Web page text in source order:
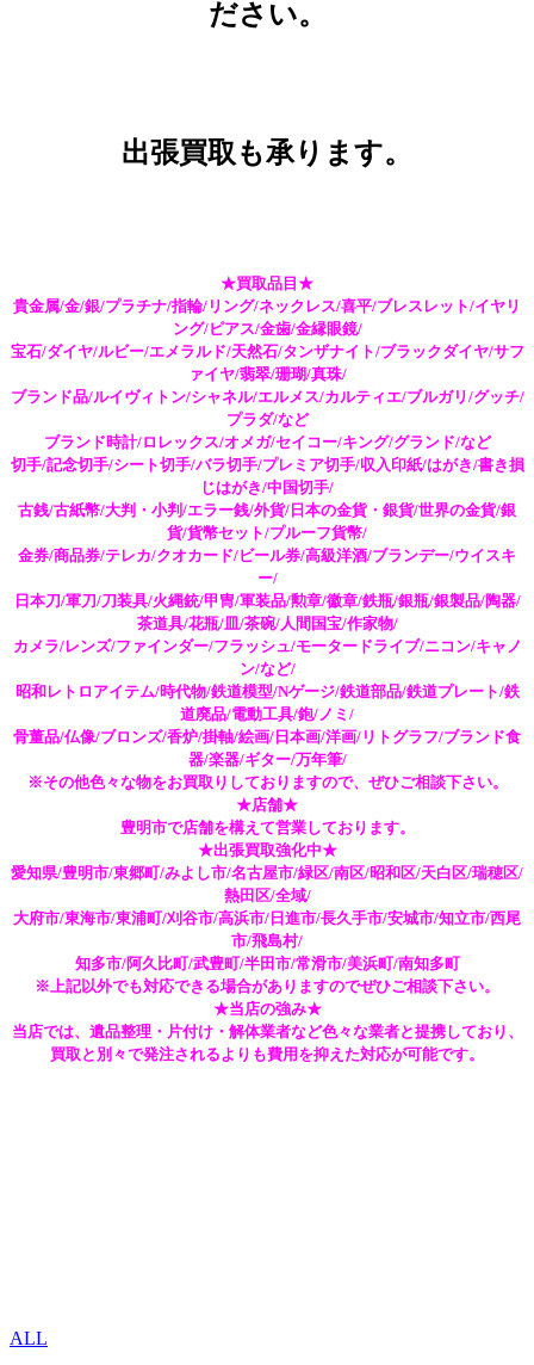
ださい。
出張買取も承ります。
★買取品目★
貴金属/金/銀/プラチナ/指輪/リング/ネックレス/喜平/ブレスレット/イヤリ
ング/ピアス/金歯/金縁眼鏡/
宝石/ダイヤ/ルビー/エメラルド/天然石/タンザナイト/ブラックダイヤ/サフ
ァイヤ/翡翠/珊瑚/真珠/
ブランド品/ルイヴィトン/シャネル/エルメス/カルティエ/ブルガリ/グッチ/
プラダ/など
ブランド時計/ロレックス/オメガ/セイコー/キング/グランド/など
切手/記念切手/シート切手/バラ切手/プレミア切手/収入印紙/はがき/書き損
じはがき/中国切手/
古銭/古紙幣/大判・小判/エラー銭/外貨/日本の金貨・銀貨/世界の金貨/銀
貨/貨幣セット/プルーフ貨幣/
金券/商品券/テレカ/クオカード/ビール券/高級洋酒/ブランデー/ウイスキ
ー/
日本刀/軍刀/刀装具/火縄銃/甲冑/軍装品/勲章/徽章/鉄瓶/銀瓶/銀製品/陶器/
茶道具/花瓶/皿/茶碗/人間国宝/作家物/
カメラ/レンズ/ファインダー/フラッシュ/モータードライブ/ニコン/キャノ
ン/など/
昭和レトロアイテム/時代物/鉄道模型/Nゲージ/鉄道部品/鉄道プレート/鉄
道廃品/電動工具/鉋/ノミ/
骨董品/仏像/ブロンズ/香炉/掛軸/絵画/日本画/洋画/リトグラフ/ブランド食
器/楽器/ギター/万年筆/
※その他色々な物をお買取りしておりますので、ぜひご相談下さい。
★店舗★
豊明市で店舗を構えて営業しております。
★出張買取強化中★
愛知県/豊明市/東郷町/みよし市/名古屋市/緑区/南区/昭和区/天白区/瑞穂区/
熱田区/全域/
大府市/東海市/東浦町/刈谷市/高浜市/日進市/長久手市/安城市/知立市/西尾
市/飛島村/
知多市/阿久比町/武豊町/半田市/常滑市/美浜町/南知多町
※上記以外でも対応できる場合がありますのでぜひご相談下さい。
★当店の強み★
当店では、遺品整理・片付け・解体業者など色々な業者と提携しており、
買取と別々で発注されるよりも費用を抑えた対応が可能です。
ALL